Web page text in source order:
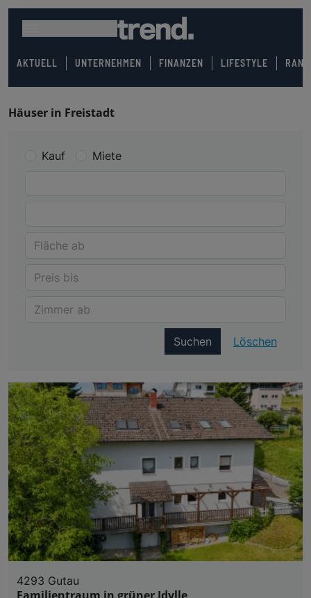
AKTUELL UNTERNEHMEN FINANZEN LIFESTYLE
Häuser in Freistadt
Kauf Miete
Suchen Löschen
4293 Gutau